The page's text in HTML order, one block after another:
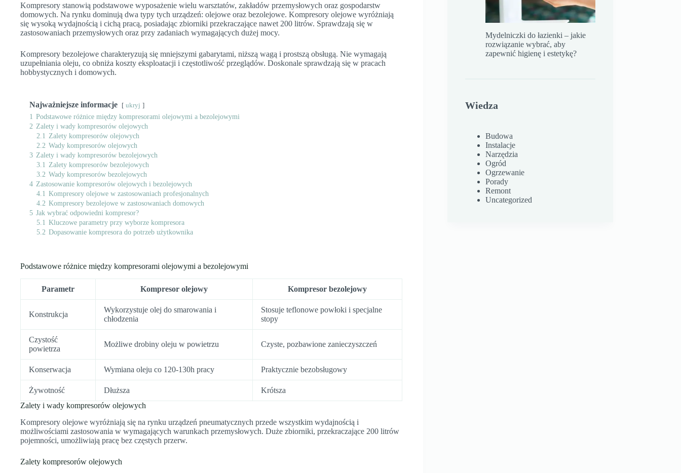
Kompresory stanowią podstawowe wyposażenie wielu warsztatów, zakładów przemysłowych oraz gospodarstw
domowych. Na rynku dominują dwa typy tych urządzeń: olejowe oraz bezolejowe. Kompresory olejowe wyróżniają
się wysoką wydajnością i cichą pracą, posiadając zbiorniki przekraczające nawet 200 litrów. Sprawdzają się w
zastosowaniach przemysłowych oraz przy zadaniach wymagających dużej mocy.
Kompresory bezolejowe charakteryzują się mniejszymi gabarytami, niższą wagą i prostszą obsługą. Nie wymagają
uzupełniania oleju, co obniża koszty eksploatacji i częstotliwość przeglądów. Doskonale sprawdzają się w pracach
hobbystycznych i domowych.
Najważniejsze informacje ukryj
1 Podstawowe różnice między kompresorami olejowymi a bezolejowymi
2 Zalety i wady kompresorów olejowych
2.1 Zalety kompresorów olejowych
2.2 Wady kompresorów olejowych
3 Zalety i wady kompresorów bezolejowych
3.1 Zalety kompresorów bezolejowych
3.2 Wady kompresorów bezolejowych
4 Zastosowanie kompresorów olejowych i bezolejowych
4.1 Kompresory olejowe w zastosowaniach profesjonalnych
4.2 Kompresory bezolejowe w zastosowaniach domowych
5 Jak wybrać odpowiedni kompresor?
5.1 Kluczowe parametry przy wyborze kompresora
5.2 Dopasowanie kompresora do potrzeb użytkownika
Podstawowe różnice między kompresorami olejowymi a bezolejowymi
Parametr Kompresor olejowy Kompresor bezolejowy
Konstrukcja
Wykorzystuje olej do smarowania i
chłodzenia
Stosuje teflonowe powłoki i specjalne
stopy
Czystość
powietrza
Możliwe drobiny oleju w powietrzu Czyste, pozbawione zanieczyszczeń
Konserwacja Wymiana oleju co 120-130h pracy Praktycznie bezobsługowy
Żywotność Dłuższa
Krótsza
Zalety i wady kompresorów olejowych
Kompresory olejowe wyróżniają się na rynku urządzeń pneumatycznych przede wszystkim wydajnością i
możliwościami zastosowania w wymagających warunkach przemysłowych. Duże zbiorniki, przekraczające 200 litrów
pojemności, umożliwiają pracę bez częstych przerw.
Zalety kompresorów olejowych
Mydelniczki do łazienki – jakie
rozwiązanie wybrać, aby
zapewnić higienę i estetykę?
Wiedza
Budowa
Instalacje
Narzędzia
Ogród
Ogrzewanie
Porady
Remont
Uncategorized